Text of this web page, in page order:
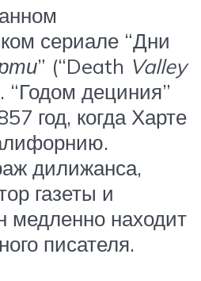
сериале “Дни
” (“Death Valley
“Годом дециния”
год, когда Харте
дилижанса,
газеты и
медленно находит
писателя.